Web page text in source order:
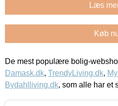
Læs
Køb
De mest populære bolig-
Damask.dk, TrendyLiving.dk,
Bydahlliving.dk, som alle har et